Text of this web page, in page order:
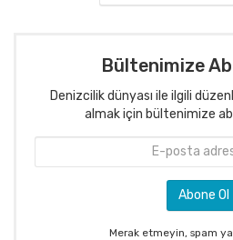
Bültenimize
Denizcilik dünyası ile ilgili
almak için bültenimize
Merak etmeyin, spam